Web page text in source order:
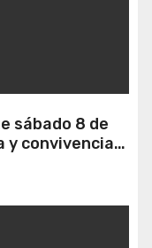
sábado 8 de
y convivencia